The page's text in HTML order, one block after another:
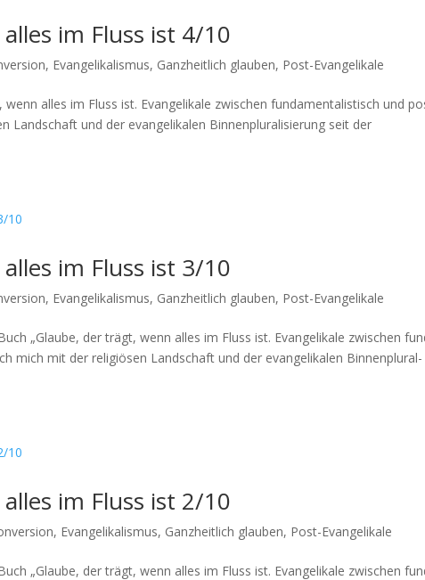
im Fluss ist 4/10
, Evangelikalismus, Ganzheitlich glauben, Post-Evangelikale
alles im Fluss ist. Evan­ge­likale zwis­chen fun­da­men­tal­is­tisch und
Land­schaft und der evan­ge­likalen Bin­nen­plu­ral­isierung seit der
im Fluss ist 3/10
, Evangelikalismus, Ganzheitlich glauben, Post-Evangelikale
„Glaube, der trägt, wenn alles im Fluss ist. Evan­ge­likale zwis­chen
mich mit der religiösen Land­schaft und der evan­ge­likalen Bin­nen­plu­ral­
im Fluss ist 2/10
, Evangelikalismus, Ganzheitlich glauben, Post-Evangelikale
„Glaube, der trägt, wenn alles im Fluss ist. Evan­ge­likale zwis­chen